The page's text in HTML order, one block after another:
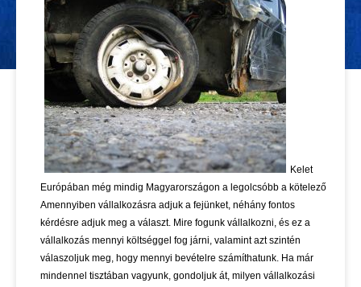
Kelet
Európában még mindig Magyarországon a legolcsóbb a kötelező
Amennyiben vállalkozásra adjuk a fejünket, néhány fontos
kérdésre adjuk meg a választ. Mire fogunk vállalkozni, és ez a
vállalkozás mennyi költséggel fog járni, valamint azt szintén
válaszoljuk meg, hogy mennyi bevételre számíthatunk. Ha már
mindennel tisztában vagyunk, gondoljuk át, milyen vállalkozási